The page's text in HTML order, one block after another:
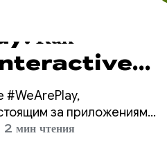
Как
по всему
саамской
#WeArePlay,
за приложениями
знакомимся с
2 мин чтения